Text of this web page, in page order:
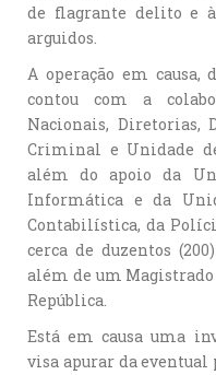
de flagrante delito e à
arguidos.
A operação em causa,
contou com a
Nacionais, Diretorias,
Criminal e Unidade
além do apoio da
Informática e da
Contabilística, da
cerca de duzentos
além de um
República.
Está em causa uma
visa apurar da